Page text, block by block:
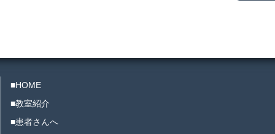
■HOME
■教室紹介
■患者さんへ